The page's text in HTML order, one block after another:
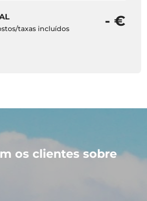
taxas incluídos - €
os clientes sobre